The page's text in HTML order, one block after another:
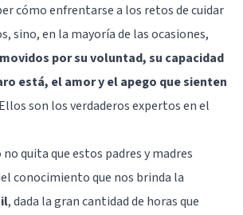
cómo enfrentarse a los retos de cuidar
sino, en la mayoría de las ocasiones,
por su voluntad, su capacidad
está, el amor y el apego que sienten
son los verdaderos expertos en el
quita que estos padres y madres
conocimiento que nos brinda la
, dada la gran cantidad de horas que